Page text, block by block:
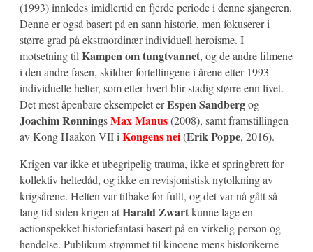
(1993) innledes imidlertid en fjerde periode i denne sjangeren.
Denne er også basert på en sann historie, men fokuserer i
større grad på ekstraordinær individuell heroisme. I
motsetning til Kampen om tungtvannet, og de andre filmene
i den andre fasen, skildrer fortellingene i årene etter 1993
individuelle helter, som etter hvert blir stadig større enn livet.
Det mest åpenbare eksempelet erEspen Sandbergog
Joachim RønningsMax Manus(2008), samt framstillingen
av Kong Haakon VII i Kongens nei(Erik Poppe, 2016).
Krigen var ikke et ubegripelig trauma, ikke et springbrett for
kollektiv heltedåd, og ikke en revisjonistisk nytolkning av
krigsårene. Helten var tilbake for fullt, og det var nå gått så
lang tid siden krigen atHarald Zwartkunne lage en
actionspekket historiefantasi basert på en virkelig person og
hendelse. Publikum strømmet til kinoene mens historikerne